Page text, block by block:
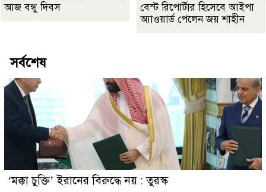
আজ বন্ধু দিবস
বেস্ট রিপোর্টার হিসেবে আইপা
অ্যাওয়ার্ড পেলেন জয় শাহীন
সর্বশেষ
‘মক্কা চুক্তি’ ইরানের বিরুদ্ধে নয় : তুরস্ক